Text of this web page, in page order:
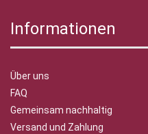
Informationen
Über uns
FAQ
Gemeinsam nachhaltig
Versand und Zahlung